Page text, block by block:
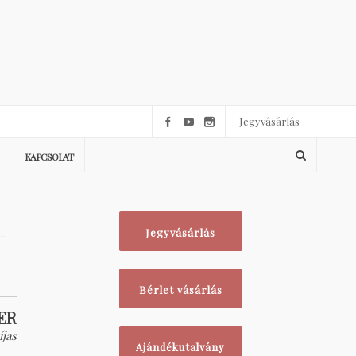
Jegyvásárlás
KAPCSOLAT
Jegyvásárlás
Bérlet vásárlás
Ajándékutalvány